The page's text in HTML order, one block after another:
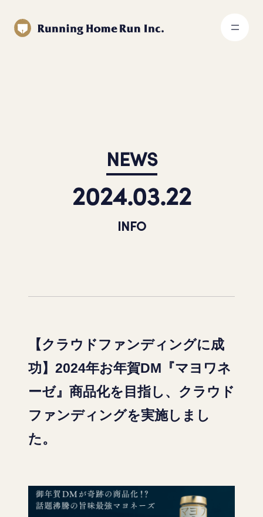
NEWS
2024.03.22
INFO
【クラウドファンディングに成
功】2024年お年賀DM『マヨワネ
ーゼ』商品化を目指し、クラウド
ファンディングを実施しまし
た。